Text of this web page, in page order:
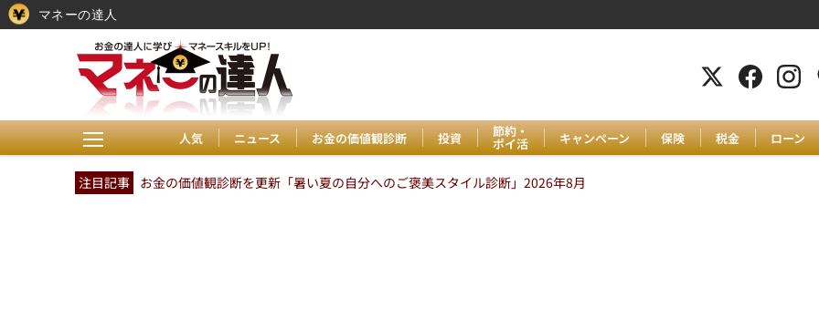
人気 ニュース お金の価値観診断 投資 節約・
ポイ活 キャンペーン 保険 税金 ローン
注目記事 お金の価値観診断を更新「暑い夏の自分へのご褒美スタイル診断」2026年8月
マネーの達人